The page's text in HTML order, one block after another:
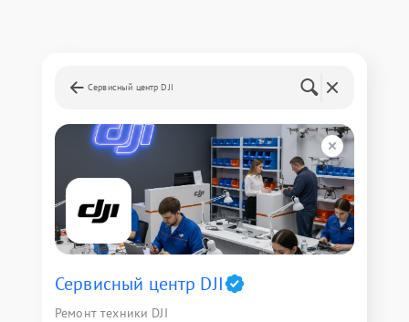
Сервисный центр DJI
Сервисный центр DJI
Ремонт техники DJI